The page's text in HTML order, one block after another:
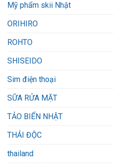
Mỹ phẩm skii Nhật
ORIHIRO
ROHTO
SHISEIDO
Sim điện thoại
SỮA RỬA MẶT
TẢO BIỂN NHẬT
THẢI ĐỘC
thailand